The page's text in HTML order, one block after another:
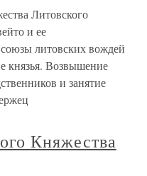
Литовского
и ее
литовских вождей
князья. Возвышение
и занятие
Княжества